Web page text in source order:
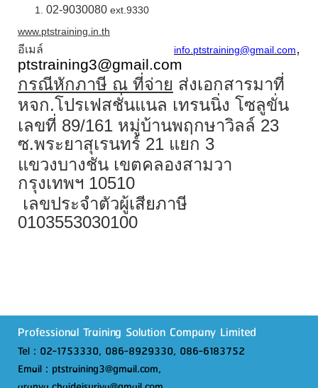
02-9030080 ext.9330
www.ptstraining.in.th
อีเมล์ info.ptstraining@gmail.com,
ptstraining3@gmail.com
กรณีหักภาษี ณ ที่จ่าย ส่งเอกสารมาที่
หจก.โปรเฟสชั่นแนล เทรนนิ่ง โซลูขั่น
เลขที่ 89/161 หมู่บ้านพฤกษาวิลล์ 23
ซ.พระยาสุเรนทร์ 21 แยก 3
แขวงบางชัน เขตคลองสามวา
กรุงเทพฯ 10510
เลขประจำตัวผู้เสียภาษี
0103553030100
Professional Training Solution Company Limited
Tel : 02-1753330, 086-8929330, 086-6183752
Email : ptstraining3@gmail.com,